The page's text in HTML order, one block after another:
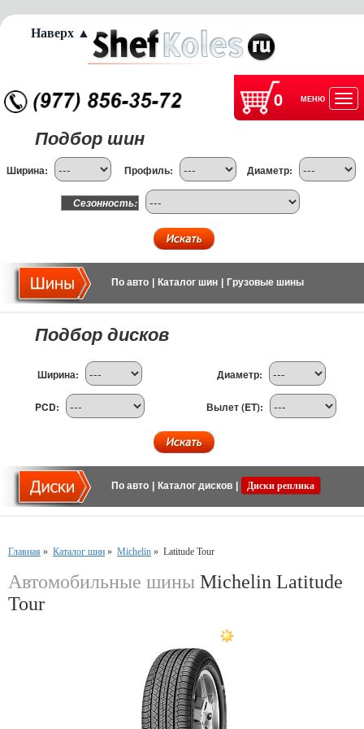
0 МЕНЮ
Подбор шин
Ширина: Профиль: Диаметр:
Сезонность:
По авто Каталог шин Грузовые шины
Подбор дисков
Ширина: Диаметр:
PCD: Вылет (ET):
По авто Каталог дисков Диски реплика
Главная » Каталог шин » Michelin » Latitude Tour
Автомобильные шины Michelin Latitude
Tour
Наверх ▲